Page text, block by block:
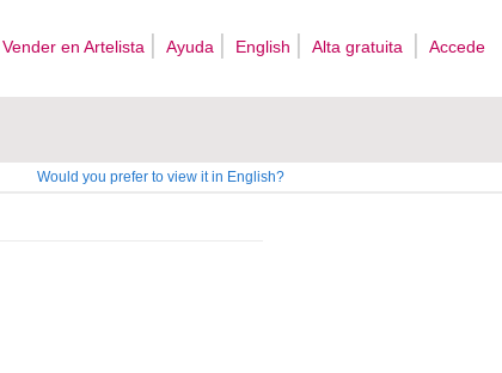
Vender en Artelista Ayuda English Alta gratuita Accede
Would you prefer to view it in English?